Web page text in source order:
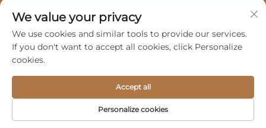
Tekijänoikeus © 2025 Hangzhou Guangji Automobile
Tietosuojakäytäntö
Palvelut Meistä
We value your privacy
We use cookies and similar tools to provide our services.
If you don't want to accept all cookies, click Personalize
cookies.
Personalize cookies
Accept all